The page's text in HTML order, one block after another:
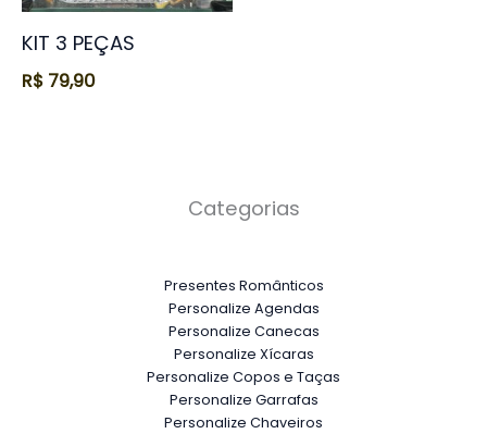
KIT 3 PEÇAS
R$ 79,90
Categorias
Presentes Românticos
Personalize Agendas
Personalize Canecas
Personalize Xícaras
Personalize Copos e Taças
Personalize Garrafas
Personalize Chaveiros